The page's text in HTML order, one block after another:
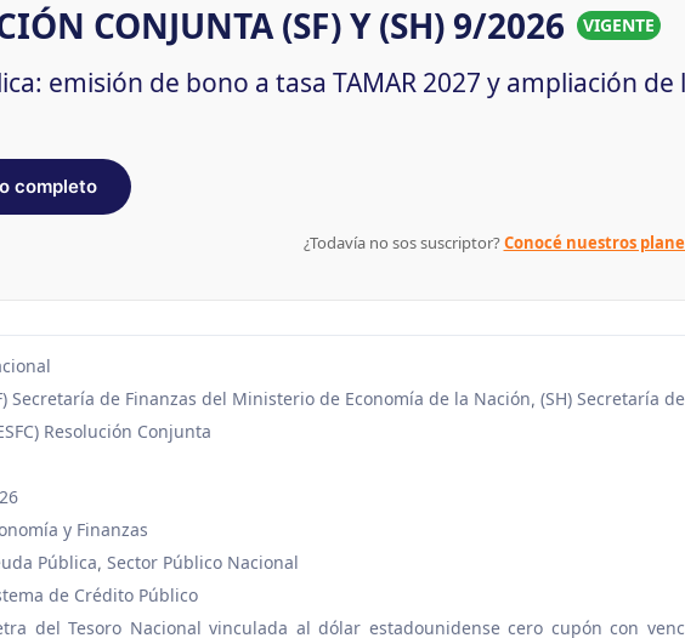
CONJUNTA (SF) Y (SH) 9/2026 VIGENTE
emisión de bono a tasa TAMAR 2027 y ampliación
completo
¿Todavía no sos suscriptor?Conocé nuestros
Secretaría de Finanzas del Ministerio de Economía de la Nación, (SH) Secretaría
Resolución Conjunta
y Finanzas
Pública, Sector Público Nacional
de Crédito Público
del Tesoro Nacional vinculada al dólar estadounidense cero cupón con